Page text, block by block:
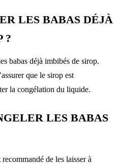
LES BABAS DÉJÀ
?
babas déjà imbibés de sirop.
que le sirop est
la congélation du liquide.
LES BABAS
de les laisser à